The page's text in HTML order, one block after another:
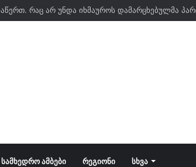
ᲡᲐᲛᲮᲔᲓᲠᲝ ᲐᲛᲑᲔᲑᲘ ᲠᲔᲒᲘᲝᲜᲘ ᲡᲮᲕᲐ